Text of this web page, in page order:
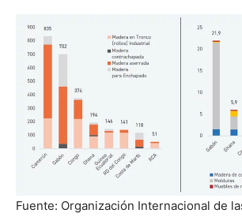
Fuente: Organización Internacional de